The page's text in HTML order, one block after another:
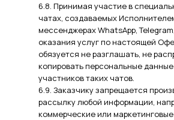
6.8. Принимая участие в
чатах, создаваемых
мессенджерах WhatsApp,
оказания услуг по настоящей
обязуется не разглашать, не
копировать персональные
участников таких чатов.
6.9. Заказчику запрещается
рассылку любой информации,
коммерческие или